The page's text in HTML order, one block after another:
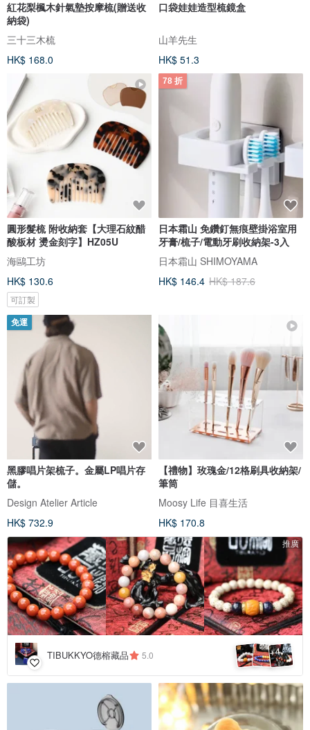
紅花梨楓木針氣墊按摩梳(贈送收
納袋)
三十三木梳
HK$ 168.0
口袋娃娃造型梳鏡盒
山羊先生
HK$ 51.3
圓形髮梳 附收納套【大理石紋醋
酸板材 燙金刻字】HZ05U
海鷗工坊
HK$ 130.6
可訂製
78 折
日本霜山 免鑽釘無痕壁掛浴室用
牙膏/梳子/電動牙刷收納架-3入
日本霜山 SHIMOYAMA
HK$ 146.4 HK$ 187.6
免運
黑膠唱片架梳子。金屬LP唱片存
儲。
Design Atelier Article
HK$ 732.9
【禮物】玫瑰金/12格刷具收納架/
筆筒
Moosy Life 目喜生活
HK$ 170.8
推廣
TIBUKKYO德榕藏品 5.0 +4